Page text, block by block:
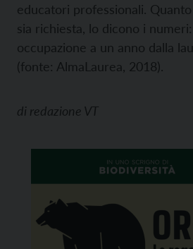
educatori professionali.
sia richiesta, lo dicono i
occupazione a un anno dalla
(fonte: AlmaLaurea, 2018).
di redazione VT